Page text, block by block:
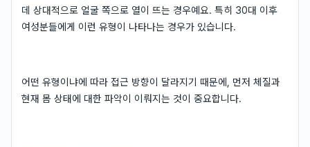
데 상대적으로 얼굴 쪽으로 열이 뜨는 경우예요. 특히 30대 이후
여성분들에게 이런 유형이 나타나는 경우가 있습니다.
어떤 유형이냐에 따라 접근 방향이 달라지기 때문에, 먼저 체질과
현재 몸 상태에 대한 파악이 이뤄지는 것이 중요합니다.